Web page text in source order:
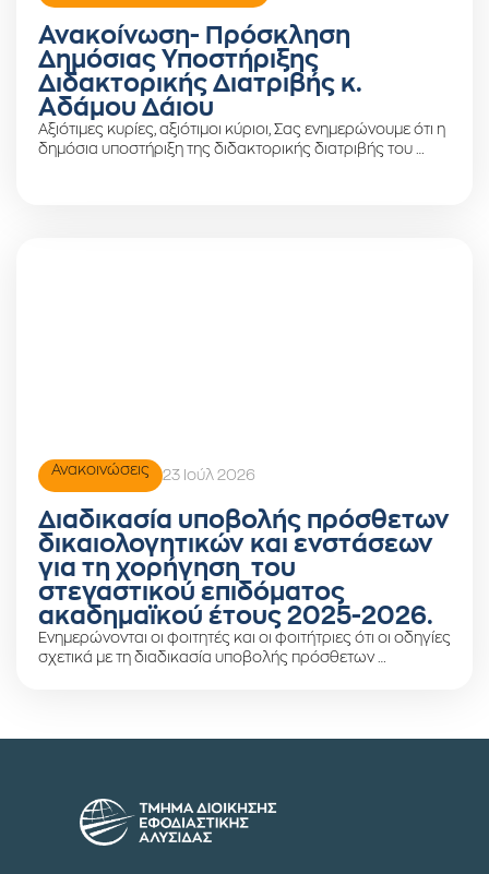
Ανακοίνωση- Πρόσκληση
Δημόσιας Υποστήριξης
Διδακτορικής Διατριβής κ.
Αδάμου Δάιου
Αξιότιμες κυρίες, αξιότιμοι κύριοι, Σας ενημερώνουμε ότι η
δημόσια υποστήριξη της διδακτορικής διατριβής του …
Ανακοινώσεις 23 Ιούλ 2026
Διαδικασία υποβολής πρόσθετων
δικαιολογητικών και ενστάσεων
για τη χορήγηση του
στεγαστικού επιδόματος
ακαδημαϊκού έτους 2025-2026.
Ενημερώνονται οι φοιτητές και οι φοιτήτριες ότι οι οδηγίες
σχετικά με τη διαδικασία υποβολής πρόσθετων …